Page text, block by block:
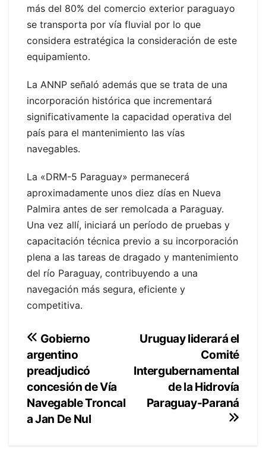
más del 80% del comercio exterior paraguayo
se transporta por vía fluvial por lo que
considera estratégica la consideración de este
equipamiento.
La ANNP señaló además que se trata de una
incorporación histórica que incrementará
significativamente la capacidad operativa del
país para el mantenimiento las vías
navegables.
La «DRM-5 Paraguay» permanecerá
aproximadamente unos diez días en Nueva
Palmira antes de ser remolcada a Paraguay.
Una vez allí, iniciará un período de pruebas y
capacitación técnica previo a su incorporación
plena a las tareas de dragado y mantenimiento
del río Paraguay, contribuyendo a una
navegación más segura, eficiente y
competitiva.
Navegación
de
entradas
Uruguay liderará el
Comité
Intergubernamental
de la Hidrovía
Paraguay-Paraná
Gobierno
argentino
preadjudicó
concesión de Vía
Navegable Troncal
a Jan De Nul